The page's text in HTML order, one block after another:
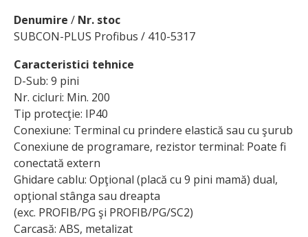
Denumire / Nr. stoc
SUBCON-PLUS Profibus / 410-5317
Caracteristici tehnice
D-Sub: 9 pini
Nr. cicluri: Min. 200
Tip protecţie: IP40
Conexiune: Terminal cu prindere elastică sau cu şurub
Conexiune de programare, rezistor terminal: Poate fi
conectată extern
Ghidare cablu: Opţional (placă cu 9 pini mamă) dual,
opţional stânga sau dreapta
(exc. PROFIB/PG şi PROFIB/PG/SC2)
Carcasă: ABS, metalizat